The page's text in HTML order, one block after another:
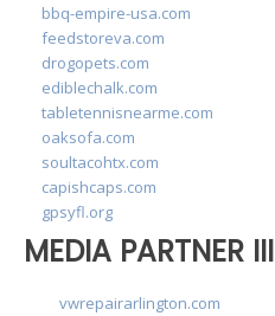
bbq-empire-usa.com
feedstoreva.com
drogopets.com
ediblechalk.com
tabletennisnearme.com
oaksofa.com
soultacohtx.com
capishcaps.com
gpsyfl.org
MEDIA PARTNER III
vwrepairarlington.com